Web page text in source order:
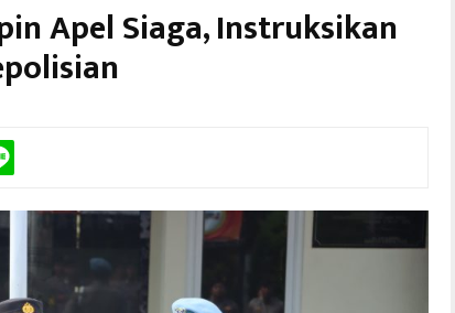
Apel Siaga, Instruksikan